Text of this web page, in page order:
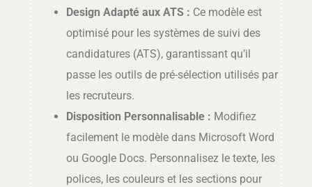
Design Adapté aux ATS : Ce modèle est
optimisé pour les systèmes de suivi des
candidatures (ATS), garantissant qu’il
passe les outils de pré-sélection utilisés par
les recruteurs.
Disposition Personnalisable : Modifiez
facilement le modèle dans Microsoft Word
ou Google Docs. Personnalisez le texte, les
polices, les couleurs et les sections pour